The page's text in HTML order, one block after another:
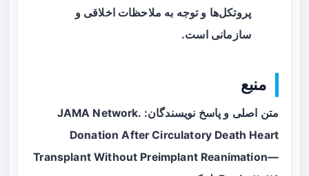
پروتکل‌ها و توجه به ملاحظات اخلاقی و
سازمانی است.
منبع
متن اصلی و پاسخ نویسندگان: JAMA Network.
Donation After Circulatory Death Heart
Transplant Without Preimplant Reanimation—